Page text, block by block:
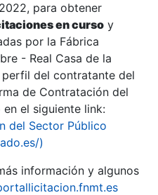
para obtener
en curso y
por la Fábrica
- Real Casa de la
del contratante del
de Contratación del
el siguiente link:
del Sector Público
)
información y algunos